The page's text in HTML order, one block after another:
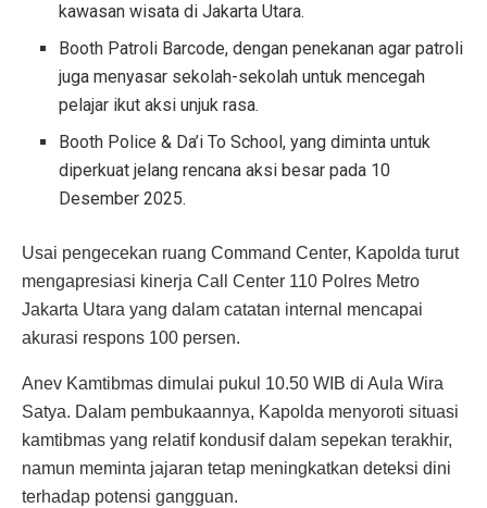
kawasan wisata di Jakarta Utara.
Booth Patroli Barcode, dengan penekanan agar patroli
juga menyasar sekolah-sekolah untuk mencegah
pelajar ikut aksi unjuk rasa.
Booth Police & Da’i To School, yang diminta untuk
diperkuat jelang rencana aksi besar pada 10
Desember 2025.
Usai pengecekan ruang Command Center, Kapolda turut
mengapresiasi kinerja Call Center 110 Polres Metro
Jakarta Utara yang dalam catatan internal mencapai
akurasi respons 100 persen.
Anev Kamtibmas dimulai pukul 10.50 WIB di Aula Wira
Satya. Dalam pembukaannya, Kapolda menyoroti situasi
kamtibmas yang relatif kondusif dalam sepekan terakhir,
namun meminta jajaran tetap meningkatkan deteksi dini
terhadap potensi gangguan.